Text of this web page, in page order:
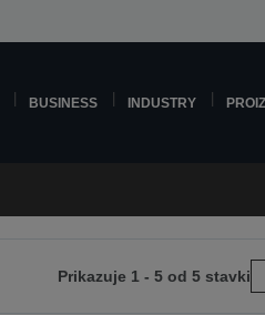
BUSINESS INDUSTRY
Prikazuje 1 - 5 od 5 stavki